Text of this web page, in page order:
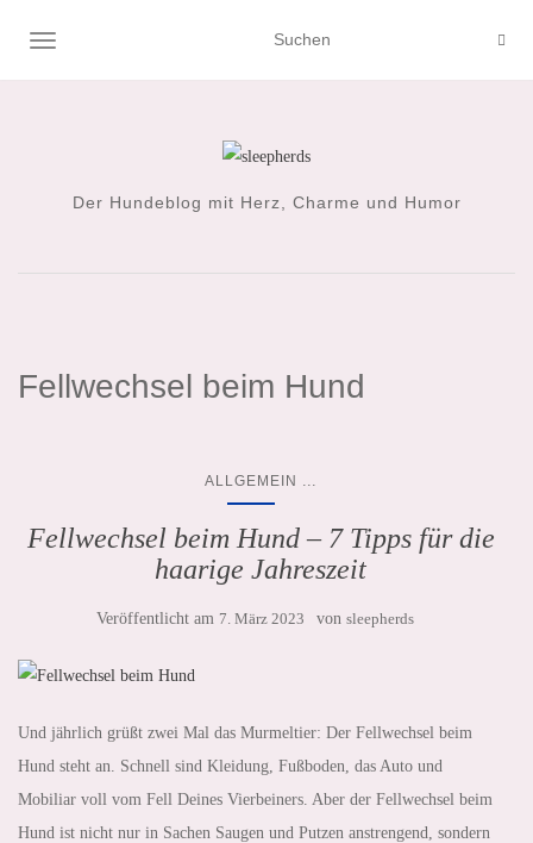
NAVIGATION UMSCHALTEN
Der Hundeblog mit Herz, Charme und Humor
Fellwechsel beim Hund
ALLGEMEIN
Fellwechsel beim Hund – 7 Tipps für die
haarige Jahreszeit
Veröffentlicht am 7. März 2023 von sleepherds
Und jährlich grüßt zwei Mal das Murmeltier: Der Fellwechsel beim
Hund steht an. Schnell sind Kleidung, Fußboden, das Auto und
Mobiliar voll vom Fell Deines Vierbeiners. Aber der Fellwechsel beim
Hund ist nicht nur in Sachen Saugen und Putzen anstrengend, sondern